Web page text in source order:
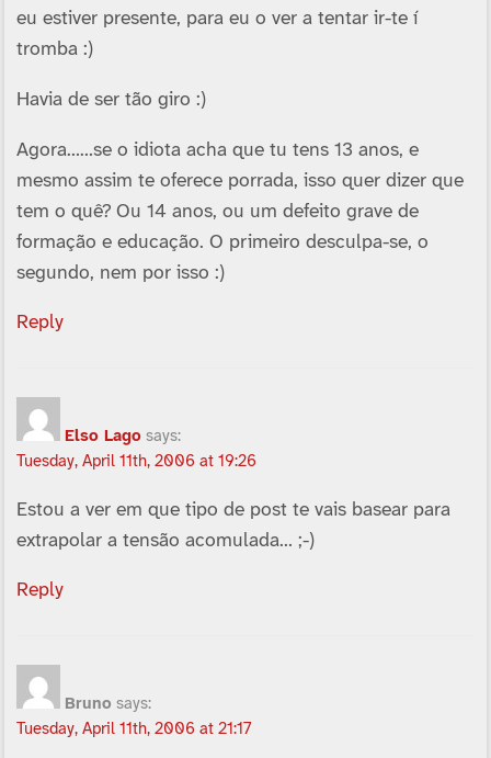
eu estiver presente, para eu o ver a tentar ir-te í
tromba :)
Havia de ser tão giro :)
Agora……se o idiota acha que tu tens 13 anos, e
mesmo assim te oferece porrada, isso quer dizer que
tem o quê? Ou 14 anos, ou um defeito grave de
formação e educação. O primeiro desculpa-se, o
segundo, nem por isso :)
Reply
Elso Lago says:
Tuesday, April 11th, 2006 at 19:26
Estou a ver em que tipo de post te vais basear para
extrapolar a tensão acomulada… ;-)
Reply
Bruno says:
Tuesday, April 11th, 2006 at 21:17